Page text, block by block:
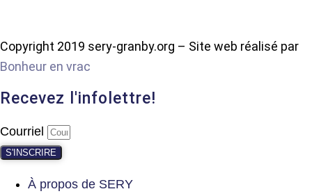
Copyright 2019 sery-granby.org – Site web réalisé par
Bonheur en vrac
Recevez l'infolettre!
Courriel
S'INSCRIRE
À propos de SERY